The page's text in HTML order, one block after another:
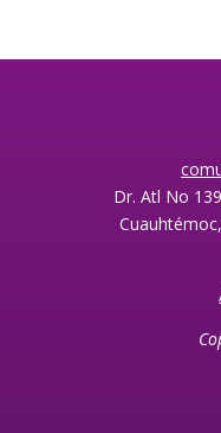
Dr. Atl No